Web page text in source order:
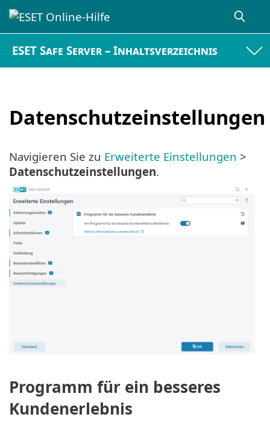
ESET Safe Server – Inhaltsverzeichnis
Datenschutzeinstellungen
Navigieren Sie zu Erweiterte Einstellungen >
Datenschutzeinstellungen.
Programm für ein besseres
Kundenerlebnis